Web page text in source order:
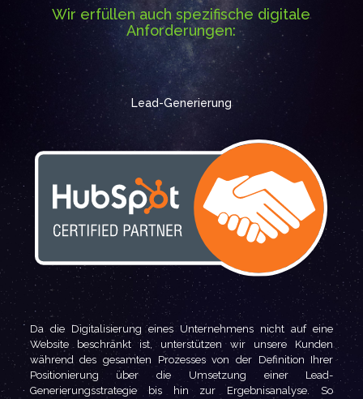
Wir erfüllen auch spezifische digitale
Anforderungen:
Lead-Generierung
Da die Digitalisierung eines Unternehmens nicht auf eine
Website beschränkt ist, unterstützen wir unsere Kunden
während des gesamten Prozesses von der Definition Ihrer
Positionierung über die Umsetzung einer Lead-
Generierungsstrategie bis hin zur Ergebnisanalyse. So